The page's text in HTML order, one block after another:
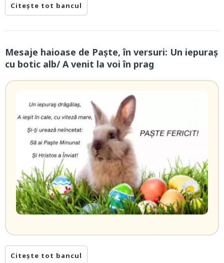
Citește tot bancul
Mesaje haioase de Paște, în versuri: Un iepuraș
cu botic alb/ A venit la voi în prag
Citește tot bancul